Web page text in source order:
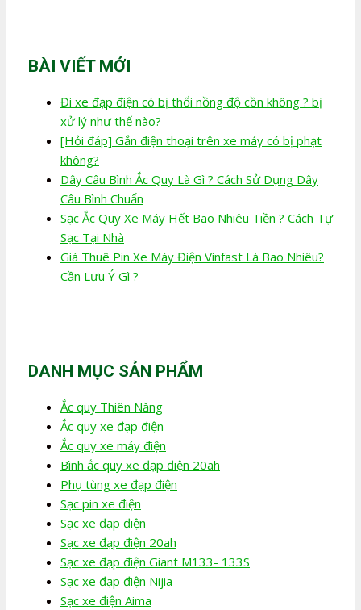
BÀI VIẾT MỚI
Đi xe đạp điện có bị thổi nồng độ cồn không ? bị
xử lý như thế nào?
[Hỏi đáp] Gắn điện thoại trên xe máy có bị phạt
không?
Dây Câu Bình Ắc Quy Là Gì ? Cách Sử Dụng Dây
Câu Bình Chuẩn
Sạc Ắc Quy Xe Máy Hết Bao Nhiêu Tiền ? Cách Tự
Sạc Tại Nhà
Giá Thuê Pin Xe Máy Điện Vinfast Là Bao Nhiêu?
Cần Lưu Ý Gì ?
DANH MỤC SẢN PHẨM
Ắc quy Thiên Năng
Ắc quy xe đạp điện
Ắc quy xe máy điện
Bình ắc quy xe đạp điện 20ah
Phụ tùng xe đạp điện
Sạc pin xe điện
Sạc xe đạp điện
Sạc xe đạp điện 20ah
Sạc xe đạp điện Giant M133- 133S
Sạc xe đạp điện Nijia
Sạc xe điện Aima